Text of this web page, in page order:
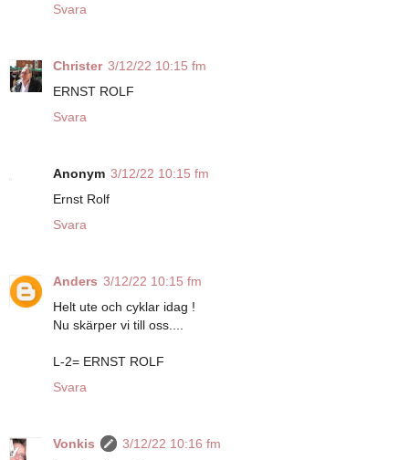
Svara
Christer 3/12/22 10:15 fm
ERNST ROLF
Svara
Anonym 3/12/22 10:15 fm
Ernst Rolf
Svara
Anders 3/12/22 10:15 fm
Helt ute och cyklar idag !
Nu skärper vi till oss....
L-2= ERNST ROLF
Svara
Vonkis
3/12/22 10:16 fm